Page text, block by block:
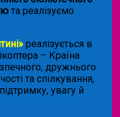
та реалізуємо
реалізується в
– Країна
дружнього
та спілкування,
увагу й